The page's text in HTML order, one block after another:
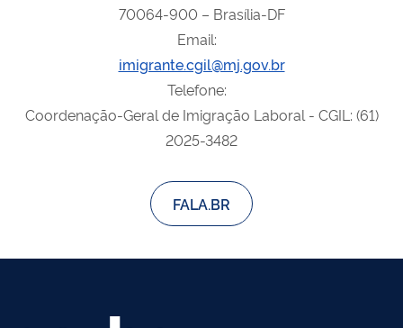
70064-900 – Brasília-DF
Email:
imigrante.cgil@mj.gov.br
Telefone:
Coordenação-Geral de Imigração Laboral - CGIL: (61)
2025-3482
FALA.BR